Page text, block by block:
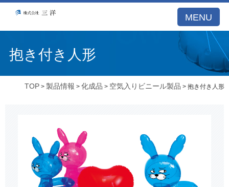
MENU
抱き付き人形
TOP >製品情報 >化成品 > 空気入りビニール製品 > 抱き付き人形